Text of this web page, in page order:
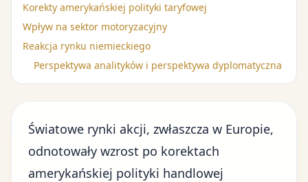
Korekty amerykańskiej polityki taryfowej
Wpływ na sektor motoryzacyjny
Reakcja rynku niemieckiego
Perspektywa analityków i perspektywa dyplomatyczna
Światowe rynki akcji, zwłaszcza w Europie,
odnotowały wzrost po korektach
amerykańskiej polityki handlowej